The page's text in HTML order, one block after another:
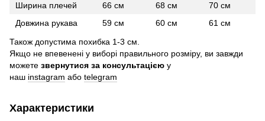
Ширина плечей
66 см 68 см
70 см
Довжина рукава
59 см 60 см
61 см
Також допустима похибка 1-3 см.
Якщо не впевенені у виборі правильного розміру, ви завжди
можете звернутися за консультацією у
наш instagram або telegram
Характеристики